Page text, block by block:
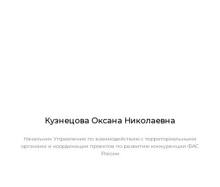
Кузнецова Оксана Николаевна
Начальник Управления по взаимодействию с территориальными
органами и координации проектов по развитию конкуренции ФАС
России